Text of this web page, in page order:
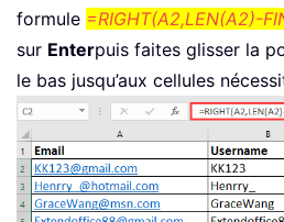
formule =RIGHT(A2,LEN(A2)-
sur Enterpuis faites glisser la
le bas jusqu’aux cellules